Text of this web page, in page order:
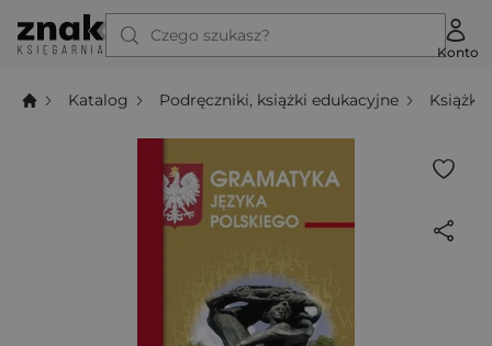
Czego szukasz?
Konto
Katalog Podręczniki, książki edukacyjne Książki